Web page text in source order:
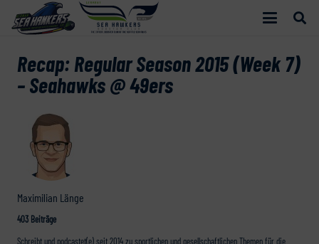
Maximilian Länge
403 Beiträge
Schreibt und podcastet(e) seit 2014 zu sportlichen und gesellschaftlichen Themen für die
Recap: Regular Season 2015 (Week 7)
– Seahawks @ 49ers